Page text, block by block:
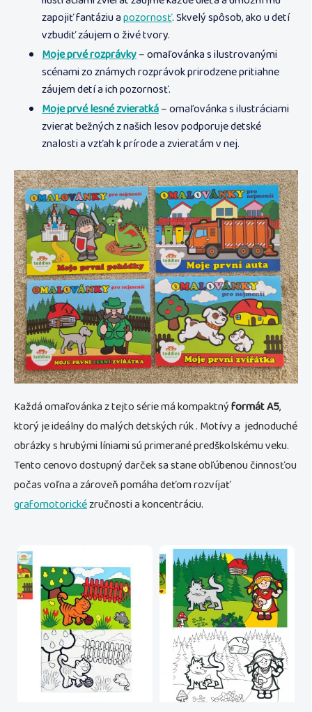
zapojiť fantáziu apozornosť. Skvelý spôsob, ako u detí
vzbudiť záujem o živé tvory.
Moje prvé rozprávky– omaľovánka s ilustrovanými
scénami zo známych rozprávok prirodzene pritiahne
záujem detí a ich pozornosť.
Moje prvé lesné zvieratká– omaľovánka s ilustráciami
zvierat bežných z našich lesov podporuje detské
znalosti a vzťah k prírode a zvieratám v nej.
Každá omaľovánka z tejto série má kompaktnýformát A5,
ktorý je ideálny do malých detských rúk . Motívy a jednoduché
obrázky s hrubými líniami sú primerané predškolskému veku.
Tento cenovo dostupný darček sa stane obľúbenou činnosťou
počas voľna a zároveň pomáha deťom rozvíjať
grafomotorickézručnosti a koncentráciu.